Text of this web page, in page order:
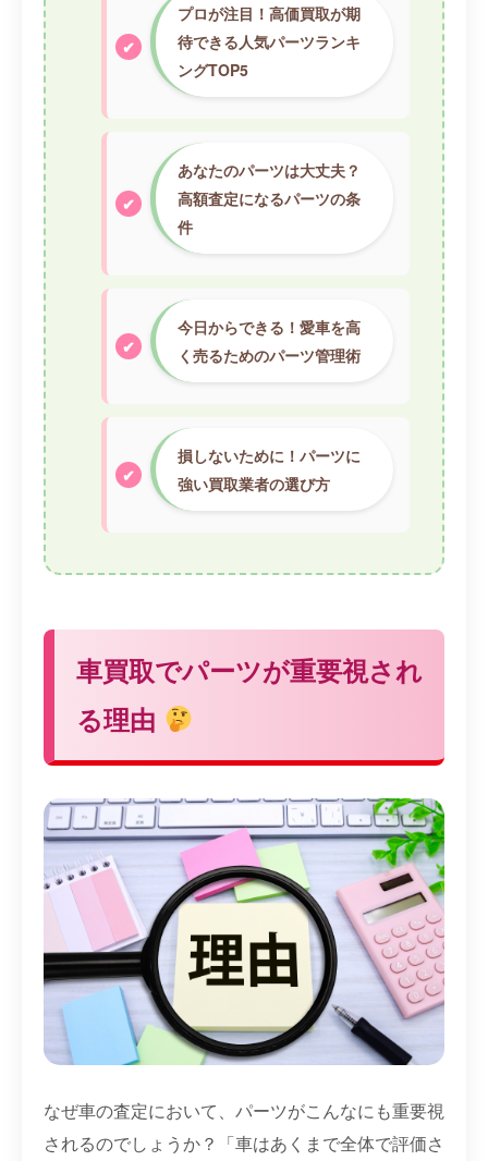
プロが注目！高価買取が期
待できる人気パーツランキ
ングTOP5
あなたのパーツは大丈夫？
高額査定になるパーツの条
件
今日からできる！愛車を高
く売るためのパーツ管理術
損しないために！パーツに
強い買取業者の選び方
車買取でパーツが重要視され
る理由
なぜ車の査定において、パーツがこんなにも重要視
されるのでしょうか？「車はあくまで全体で評価さ